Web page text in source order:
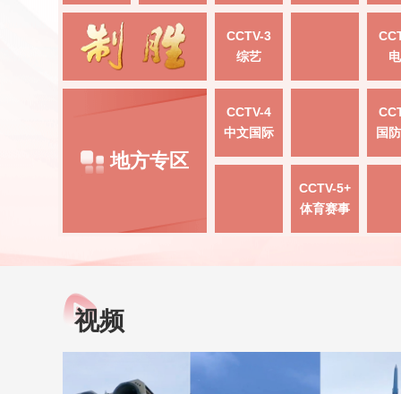
CCTV-3
综艺
地方专区
CCTV-4
中文国际
国
CCTV-5+
体育赛事
视频